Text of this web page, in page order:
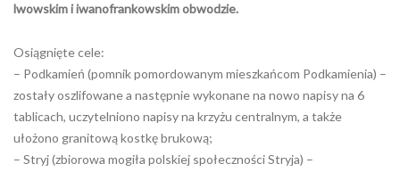
lwowskim i iwanofrankowskim obwodzie.
Osiągnięte cele:
– Podkamień (pomnik pomordowanym mieszkańcom Podkamienia) –
zostały oszlifowane a następnie wykonane na nowo napisy na 6
tablicach, uczytelniono napisy na krzyżu centralnym, a także
ułożono granitową kostkę brukową;
– Stryj (zbiorowa mogiła polskiej społeczności Stryja) –